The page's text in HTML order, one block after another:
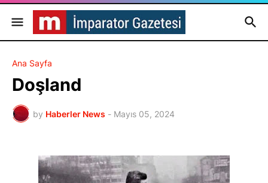
Ana Sayfa
Doşland
by Haberler News - Mayıs 05, 2024